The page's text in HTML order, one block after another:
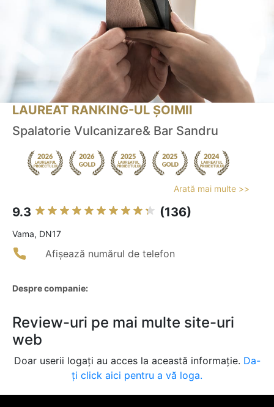
LAUREAT RANKING-UL ȘOIMII
Spalatorie Vulcanizare& Bar Sandru
Arată mai multe >>
9.3 (136)
Vama, DN17
Afișează numărul de telefon
Despre companie:
Review-uri pe mai multe site-uri
web
Doar userii logați au acces la această informație. Da-
ți click aici pentru a vă loga.